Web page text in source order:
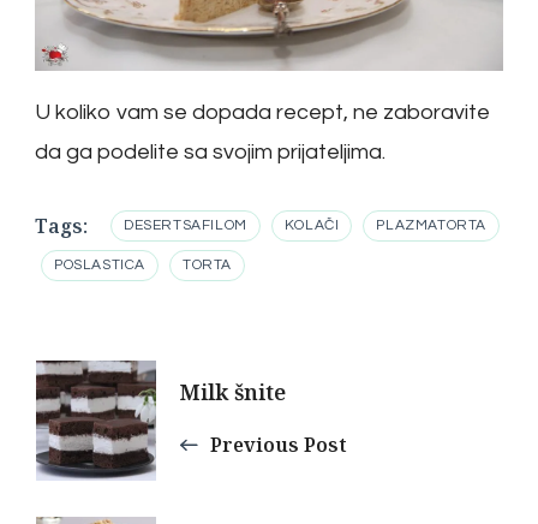
U koliko vam se dopada recept, ne zaboravite
da ga podelite sa svojim prijateljima.
Tags: DESERTSAFILOM KOLAČI PLAZMATORTA
POSLASTICA TORTA
Post
Navigation
Milk šnite
Previous Post